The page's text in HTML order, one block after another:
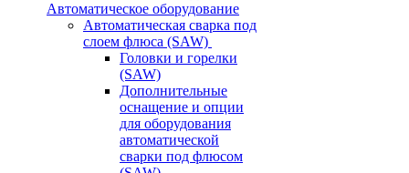
Автоматическое оборудование
Автоматическая сварка под
слоем флюса (SAW)
Головки и горелки
(SAW)
Дополнительные
оснащение и опции
для оборудования
автоматической
сварки под флюсом